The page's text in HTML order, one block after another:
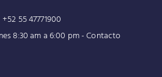
+52 55 47771900
8:30 am a 6:00 pm -Contacto